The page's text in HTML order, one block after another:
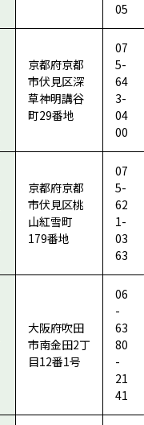
05
京都府京都
市伏見区深
草神明講谷
町29番地
07
5-
64
3-
04
00
京都府京都
市伏見区桃
山紅雪町
179番地
07
5-
62
1-
03
63
大阪府吹田
市南金田2丁
目12番1号
06
-
63
80
-
21
41